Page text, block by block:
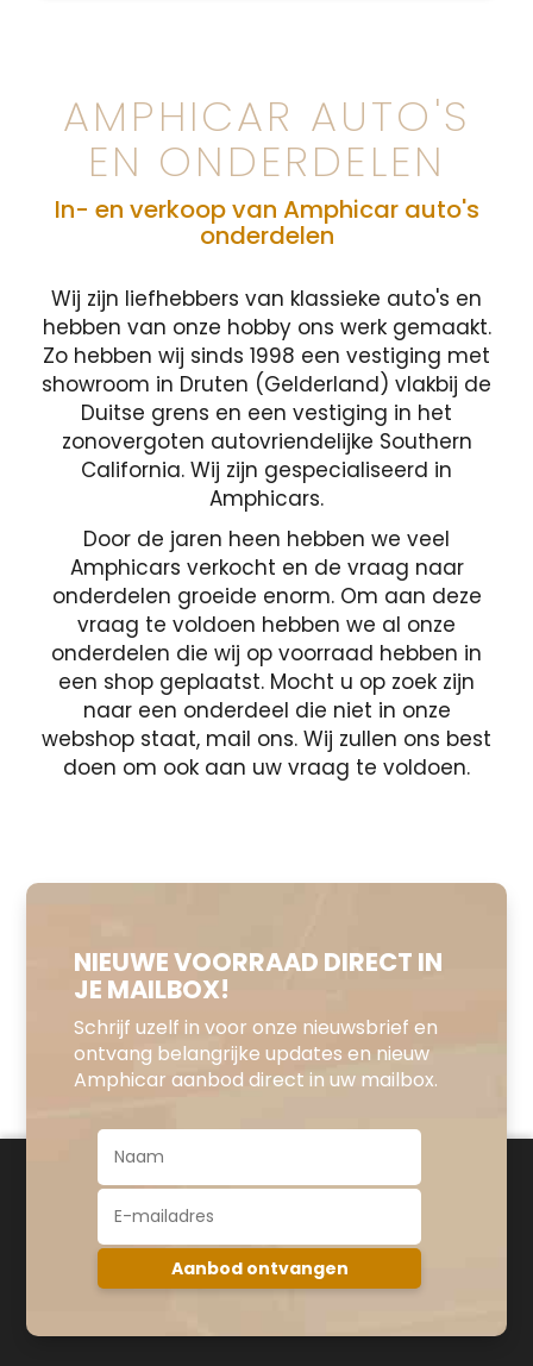
AMPHICAR AUTO'S
EN ONDERDELEN
In- en verkoop van Amphicar auto's
onderdelen
Wij zijn liefhebbers van klassieke auto's en
hebben van onze hobby ons werk gemaakt.
Zo hebben wij sinds 1998 een vestiging met
showroom in Druten (Gelderland) vlakbij de
Duitse grens en een vestiging in het
zonovergoten autovriendelijke Southern
California. Wij zijn gespecialiseerd in
Amphicars.
Door de jaren heen hebben we veel
Amphicars verkocht en de vraag naar
onderdelen groeide enorm. Om aan deze
vraag te voldoen hebben we al onze
onderdelen die wij op voorraad hebben in
een shop geplaatst. Mocht u op zoek zijn
naar een onderdeel die niet in onze
webshop staat, mail ons. Wij zullen ons best
doen om ook aan uw vraag te voldoen.
NIEUWE VOORRAAD DIRECT IN
JE MAILBOX!
Schrijf uzelf in voor onze nieuwsbrief en
ontvang belangrijke updates en nieuw
Amphicar aanbod direct in uw mailbox.